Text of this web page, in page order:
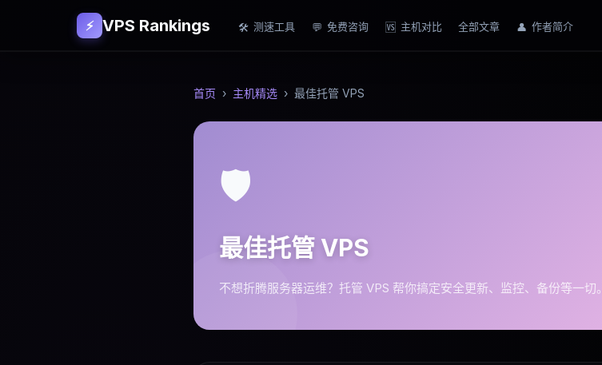
⚡ VPS Rankings 🛠 测速工具 💬 免费咨询 🆚 主机对比 全部文章 👤 作者简介
首页 › 主机精选 › 最佳托管 VPS
🛡️
最佳托管 VPS
不想折腾服务器运维？托管 VPS 帮你搞定安全更新、监控、备份等一切。